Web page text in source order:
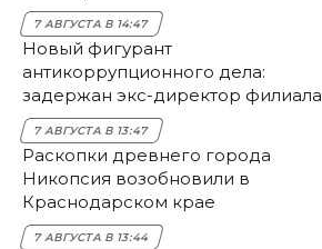
7 АВГУСТА В 14:47
Новый фигурант
антикоррупционного дела:
задержан экс-директор филиала
НЭСК Крымска
7 АВГУСТА В 13:47
Раскопки древнего города
Никопсия возобновили в
Краснодарском крае
7 АВГУСТА В 13:44